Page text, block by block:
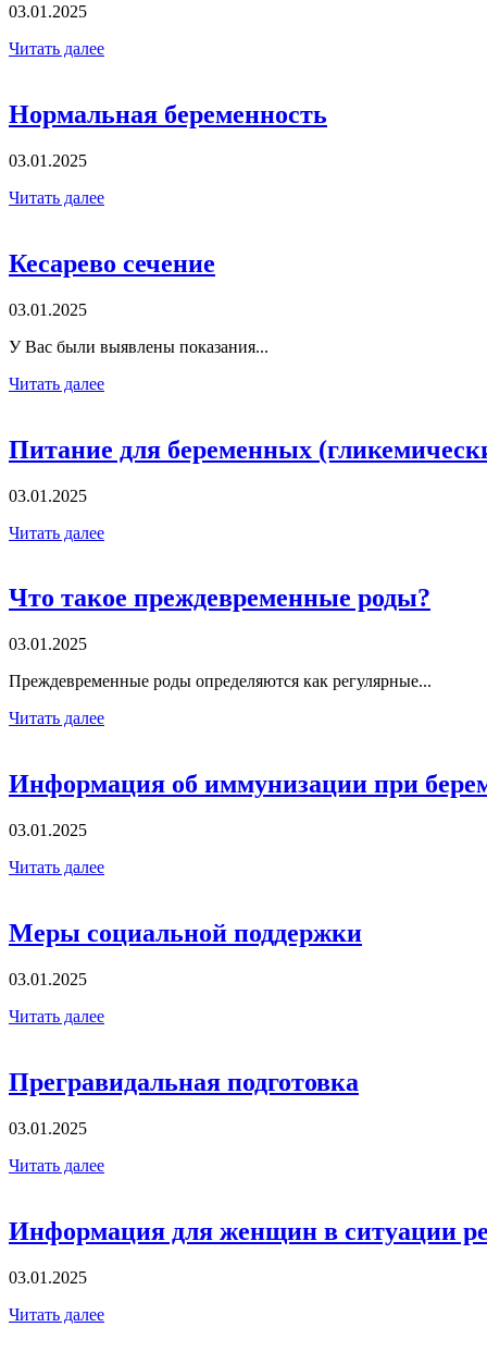
03.01.2025
Читать далее
Нормальная беременность
03.01.2025
Читать далее
Кесарево сечение
03.01.2025
У Вас были выявлены показания...
Читать далее
Питание для беременных
03.01.2025
Читать далее
Что такое преждевременные роды?
03.01.2025
Преждевременные роды определяются как регулярные...
Читать далее
Информация об иммунизации при
03.01.2025
Читать далее
Меры социальной поддержки
03.01.2025
Читать далее
Прегравидальная подготовка
03.01.2025
Читать далее
Информация для женщин в ситуации
03.01.2025
Читать далее